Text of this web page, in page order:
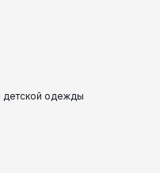
детской одежды